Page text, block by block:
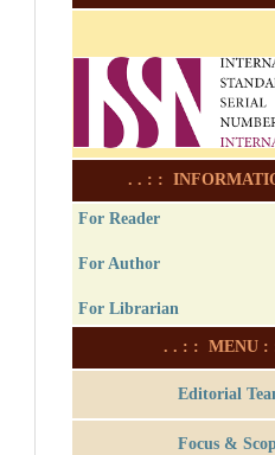
. . : :
For Reader
For Author
For Librarian
. . : : MENU :
Editorial
Focus &